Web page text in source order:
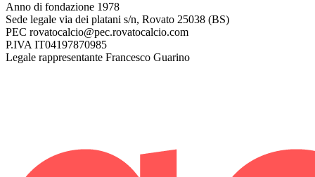
Anno di fondazione 1978
Sede legale via dei platani s/n, Rovato 25038 (BS)
PEC rovatocalcio@pec.rovatocalcio.com
P.IVA IT04197870985
Legale rappresentante Francesco Guarino